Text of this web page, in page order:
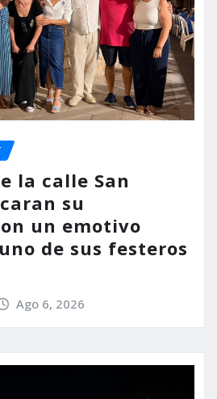
la calle San
su
un emotivo
de sus festeros
Ago 6, 2026